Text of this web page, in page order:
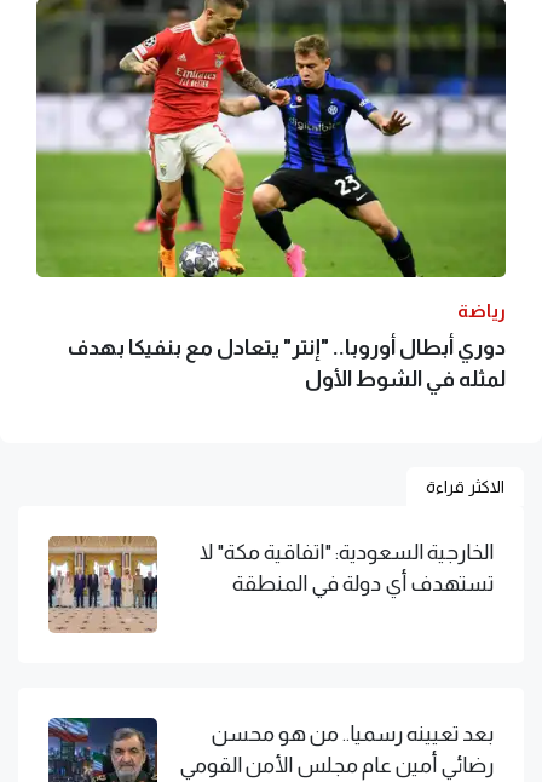
رياضة
دوري أبطال أوروبا.. "إنتر" يتعادل مع بنفيكا بهدف
لمثله في الشوط الأول
الاكثر قراءة
الخارجية السعودية: "اتفاقية مكة" لا
تستهدف أي دولة في المنطقة
بعد تعيينه رسميا.. من هو محسن
رضائي أمين عام مجلس الأمن القومي